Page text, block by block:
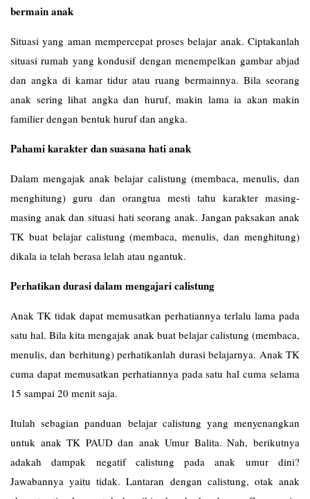
bermain anak
Situasi yang aman mempercepat proses belajar anak. Ciptakanlah
situasi rumah yang kondusif dengan menempelkan gambar abjad
dan angka di kamar tidur atau ruang bermainnya. Bila seorang
anak sering lihat angka dan huruf, makin lama ia akan makin
familier dengan bentuk huruf dan angka.
Pahami karakter dan suasana hati anak
Dalam mengajak anak belajar calistung (membaca, menulis, dan
menghitung) guru dan orangtua mesti tahu karakter masing-
masing anak dan situasi hati seorang anak. Jangan paksakan anak
TK buat belajar calistung (membaca, menulis, dan menghitung)
dikala ia telah berasa lelah atau ngantuk.
Perhatikan durasi dalam mengajari calistung
Anak TK tidak dapat memusatkan perhatiannya terlalu lama pada
satu hal. Bila kita mengajak anak buat belajar calistung (membaca,
menulis, dan berhitung) perhatikanlah durasi belajarnya. Anak TK
cuma dapat memusatkan perhatiannya pada satu hal cuma selama
15 sampai 20 menit saja.
Itulah sebagian panduan belajar calistung yang menyenangkan
untuk anak TK PAUD dan anak Umur Balita. Nah, berikutnya
adakah dampak negatif calistung pada anak umur dini?
Jawabannya yaitu tidak. Lantaran dengan calistung, otak anak